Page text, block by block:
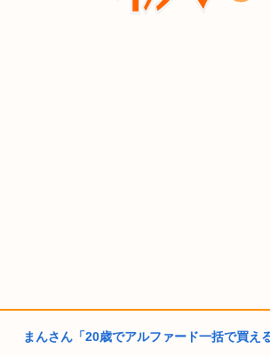
まんさん「20歳でアルファード一括で買え